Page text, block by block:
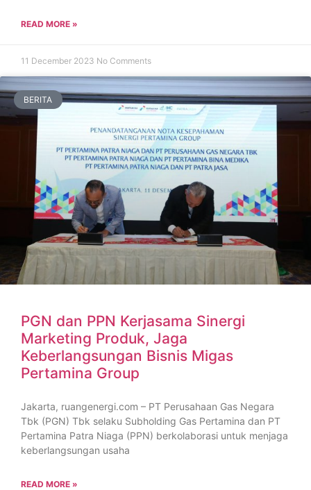
READ MORE »
11 December 2023 No Comments
BERITA
PGN dan PPN Kerjasama Sinergi
Marketing Produk, Jaga
Keberlangsungan Bisnis Migas
Pertamina Group
Jakarta, ruangenergi.com – PT Perusahaan Gas Negara
Tbk (PGN) Tbk selaku Subholding Gas Pertamina dan PT
Pertamina Patra Niaga (PPN) berkolaborasi untuk menjaga
keberlangsungan usaha
READ MORE »